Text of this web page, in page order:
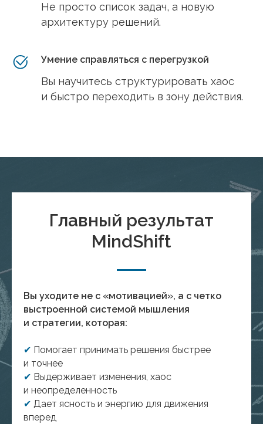
Не просто список задач, а новую
архитектуру решений.
Умение справляться с перегрузкой
Вы научитесь структурировать хаос
и быстро переходить в зону действия.
Главный результат
MindShift
Вы уходите не с «мотивацией», а с четко
выстроенной системой мышления
и стратегии, которая:
✔ Помогает принимать решения быстрее
и точнее
✔ Выдерживает изменения, хаос
и неопределенность
✔ Дает ясность и энергию для движения
вперед